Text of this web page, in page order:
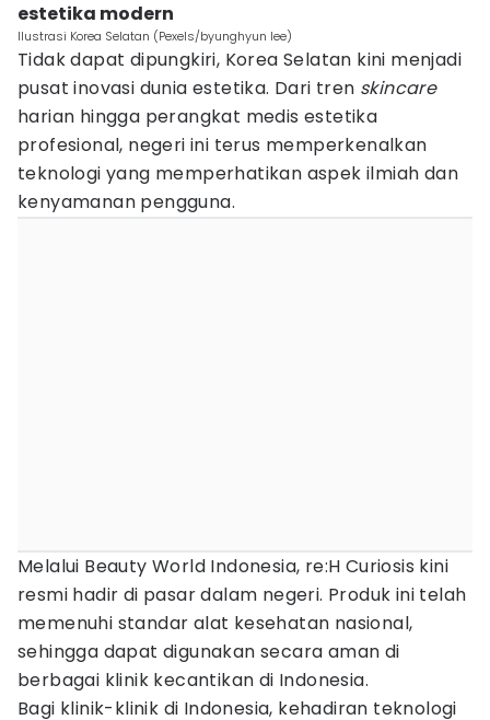
estetika modern
Ilustrasi Korea Selatan (Pexels/byunghyun lee)
Tidak dapat dipungkiri, Korea Selatan kini menjadi
pusat inovasi dunia estetika. Dari tren skincare
harian hingga perangkat medis estetika
profesional, negeri ini terus memperkenalkan
teknologi yang memperhatikan aspek ilmiah dan
kenyamanan pengguna.
Melalui Beauty World Indonesia, re:H Curiosis kini
resmi hadir di pasar dalam negeri. Produk ini telah
memenuhi standar alat kesehatan nasional,
sehingga dapat digunakan secara aman di
berbagai klinik kecantikan di Indonesia.
Bagi klinik-klinik di Indonesia, kehadiran teknologi